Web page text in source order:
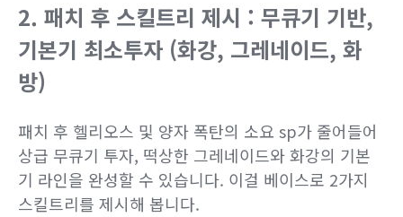
2. 패치 후 스킬트리 제시 : 무큐기 기반,
기본기 최소투자 (화강, 그레네이드, 화
방)
패치 후 헬리오스 및 양자 폭탄의 소요 sp가 줄어들어
상급 무큐기 투자, 떡상한 그레네이드와 화강의 기본
기 라인을 완성할 수 있습니다. 이걸 베이스로 2가지
스킬트리를 제시해 봅니다.